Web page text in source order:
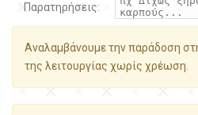
Παρατηρήσεις:
Αναλαμβάνουμε την παράδοση
της λειτουργίας χωρίς χρέωση.